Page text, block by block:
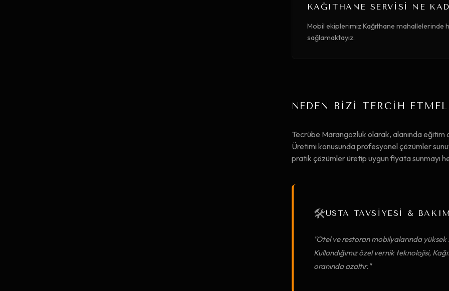
KAĞITHANE SERVISI NE
Mobil ekiplerimiz Kağıthane mahallelerinde
sağlamaktayız.
NEDEN BİZİ TERCİH
Tecrübe Marangozluk olarak, alanında eğitim
Üretimi konusunda profesyonel çözümler
pratik çözümler üretip uygun fiyata sunmayı
🛠️USTA TAVSİYESİ &
"Otel ve restoran mobilyalarında yüksek
Kullandığımız özel vernik teknolojisi,
oranında azaltır."